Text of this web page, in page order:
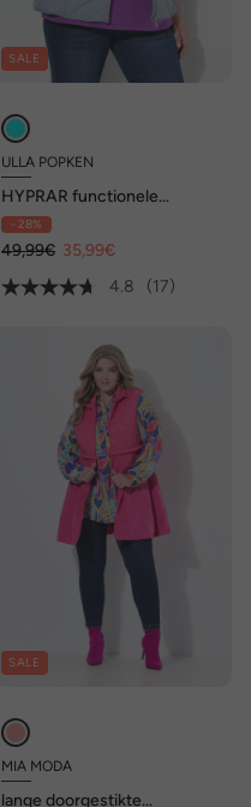
SALE
ULLA POPKEN
HYPRAR functionele
doorgestikte bodywarmer,
waterafstotend, opstaande
kraag
- 28%
49,99€ 35,99€
4.8
(17)
SALE
MIA MODA
lange doorgestikte